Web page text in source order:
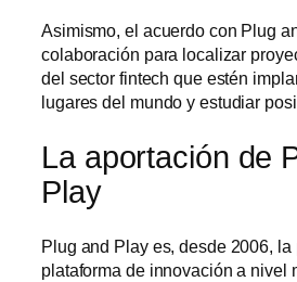
Asimismo, el acuerdo con Plug
colaboración para localizar
del sector fintech que estén
lugares del mundo y estudiar
La aportación de
Play
Plug and Play es, desde 2006, la
plataforma de innovación a nivel